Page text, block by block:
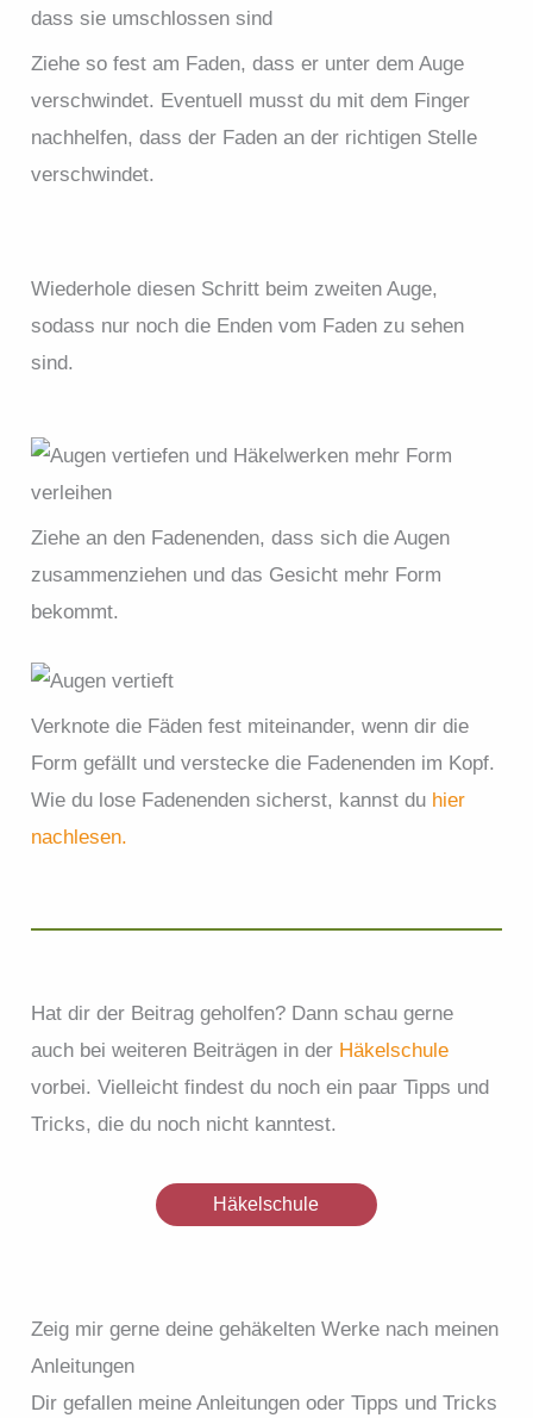
Ziehe so fest am Faden, dass er unter dem Auge
verschwindet. Eventuell musst du mit dem Finger
nachhelfen, dass der Faden an der richtigen Stelle
verschwindet.
Wiederhole diesen Schritt beim zweiten Auge,
sodass nur noch die Enden vom Faden zu sehen
sind.
Ziehe an den Fadenenden, dass sich die Augen
zusammenziehen und das Gesicht mehr Form
bekommt.
Verknote die Fäden fest miteinander, wenn dir die
Form gefällt und verstecke die Fadenenden im Kopf.
Wie du lose Fadenenden sicherst, kannst du hier
nachlesen.
Hat dir der Beitrag geholfen? Dann schau gerne
auch bei weiteren Beiträgen in der Häkelschule
vorbei. Vielleicht findest du noch ein paar Tipps und
Tricks, die du noch nicht kanntest.
Häkelschule
Zeig mir gerne deine gehäkelten Werke nach meinen
Anleitungen
Dir gefallen meine Anleitungen oder Tipps und Tricks